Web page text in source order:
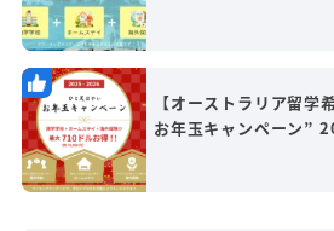
【オーストラリア留学
お年玉キャンペーン”